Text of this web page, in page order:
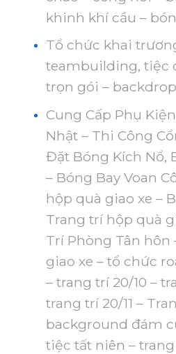
khinh khí cầu –
Tổ chức khai
teambuilding, tiệc
trọn gói –
Cung Cấp Phụ
Nhật – Thi Công
Đặt Bóng Kích Nổ,
– Bóng Bay Voan
hộp quà giao xe –
Trang trí hộp quà
Trí Phòng Tân hôn
giao xe – tổ chức
– trang trí 20/10 –
trang trí 20/11 –
background đám
tiệc tất niên –